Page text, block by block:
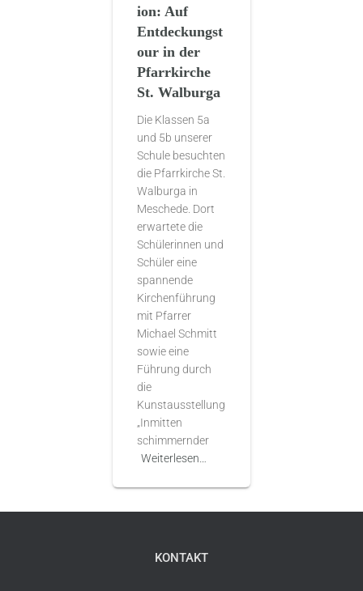
ion: Auf
Entdeckungst
our in der
Pfarrkirche
St. Walburga
Die Klassen 5a
und 5b unserer
Schule besuchten
die Pfarrkirche St.
Walburga in
Meschede. Dort
erwartete die
Schülerinnen und
Schüler eine
spannende
Kirchenführung
mit Pfarrer
Michael Schmitt
sowie eine
Führung durch
die
Kunstausstellung
„Inmitten
schimmernder
Weiterlesen…
KONTAKT